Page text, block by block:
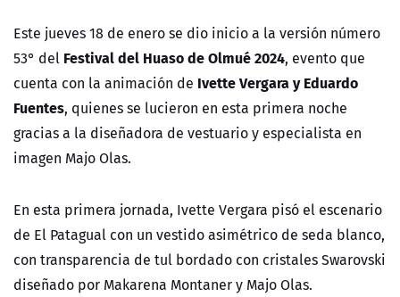
Este jueves 18 de enero se dio inicio a la versión número
53° del Festival del Huaso de Olmué 2024, evento que
cuenta con la animación de Ivette Vergara y Eduardo
Fuentes, quienes se lucieron en esta primera noche
gracias a la diseñadora de vestuario y especialista en
imagen Majo Olas.
En esta primera jornada, Ivette Vergara pisó el escenario
de El Patagual con un vestido asimétrico de seda blanco,
con transparencia de tul bordado con cristales Swarovski
diseñado por Makarena Montaner y Majo Olas.